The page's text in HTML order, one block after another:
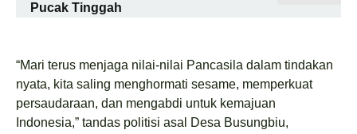
Pucak Tinggah
“Mari terus menjaga nilai-nilai Pancasila dalam tindakan
nyata, kita saling menghormati sesame, memperkuat
persaudaraan, dan mengabdi untuk kemajuan
Indonesia,” tandas politisi asal Desa Busungbiu,